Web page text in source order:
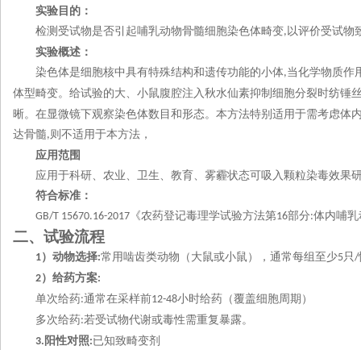
实验目的：
检测受试物是否引起哺乳动物骨髓细胞染色体畸变, 以评价受试物
实验概述：
染色体是细胞核中具有特殊结构和遗传功能的小体,当化学物质作
体型畸变。给试验的大、小鼠腹腔注入秋水仙素抑制细胞分裂时纺锤
晰。在显微镜下观察染色体数目和形态。本方法特别适用于需考虑
达骨髓,则不适用于本方法，
应用范围
应用于科研、农业、卫生、教育、雾霾状态可吸入颗粒染毒效果
符合标准：
GB/T 15670.16-2017 《农药登记毒理学试验方法第16部分:体内哺
二、试验流程
1）动物选择:常用啮齿类动物（大鼠或小鼠），通常每组至少5只/
2）给药方案:
单次给药:通常在采样前12-48小时给药（覆盖细胞周期）
多次给药:若受试物代谢或毒性需重复暴露。
3. 阳性对照:已知致畸变剂